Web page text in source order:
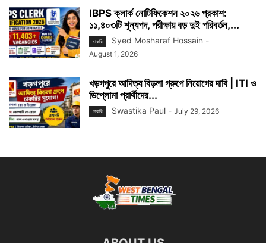
IBPS ক্লার্ক নোটিফিকেশন ২০২৬ প্রকাশ:
১১,৪০৩টি শূন্যপদ, পরীক্ষায় বড় দুই পরিবর্তন,...
চাকরি Syed Mosharaf Hossain -
August 1, 2026
খড়গপুরে আদিত্য বিড়লা গ্রুপে নিয়োগের দাবি | ITI ও
ডিপ্লোমা প্রার্থীদের...
চাকরি Swastika Paul - July 29, 2026